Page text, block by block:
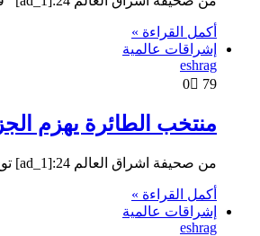
أكمل القراءة »
إشراقات عالمية
eshrag
0
79
منتخب الطائرة يهزم الجزائر 3 / 1 ويتوج بكأس الأمم
من صحيفة اشراق العالم 24:[ad_1] توج منتخب مصر لرجال الكرة الطائرة بلقب البطولة الأفريقية فى النسخة التى إختتمت بمصر بالفوز…
أكمل القراءة »
إشراقات عالمية
eshrag